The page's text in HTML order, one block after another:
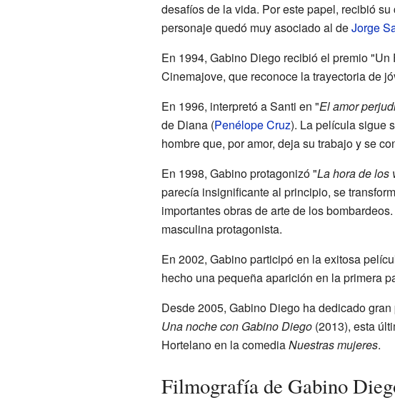
desafíos de la vida. Por este papel, recibió
personaje quedó muy asociado al deJorge
En 1994, Gabino Diego recibió el premio
Cinemajove, que reconoce la trayectoria de
En 1996, interpretó a Santi en "El amor
de Diana (Penélope Cruz). La película sigue
hombre que, por amor, deja su trabajo y se
En 1998, Gabino protagonizó "La hora de los
parecía insignificante al principio, se
importantes obras de arte de los
masculina protagonista.
En 2002, Gabino participó en la exitosa
hecho una pequeña aparición en la primera
Desde 2005, Gabino Diego ha dedicado
Una noche con Gabino Diego(2013), esta
Hortelano en la comediaNuestras mujeres.
Filmografía de Gabino